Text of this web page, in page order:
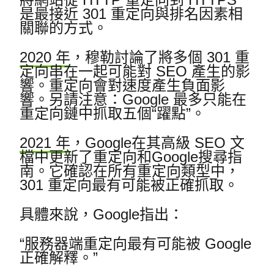
是最接近 301 重定向與排名因素相
關聯的方式。
2020 年 ， 穆勒討論了將多個 301 重
定向串在一起可能對 SEO 產生的影
響。 重定向會對速度產生負面影
響。 另請注意：Google 最多只能在
重定向鏈中抓取五個“躍點”。
2021 年 ， Google在其高級 SEO 文
檔中更新了重定向和Google搜尋指
南 。 它確認在所有重定向類型中，
301 重定向最有可能被正確抓取。
具體來說， Google指出：
“服務器端重定向最有可能被 Google
正確解釋。”